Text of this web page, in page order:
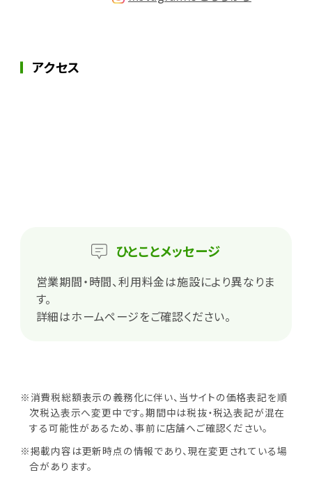
アクセス
ひとことメッセージ
営業期間・時間、利用料金は施設により異なりま
す。
詳細はホームページをご確認ください。
※消費税総額表示の義務化に伴い、当サイトの価格表記を順
次税込表示へ変更中です。期間中は税抜・税込表記が混在
する可能性があるため、事前に店舗へご確認ください。
※掲載内容は更新時点の情報であり、現在変更されている場
合があります。